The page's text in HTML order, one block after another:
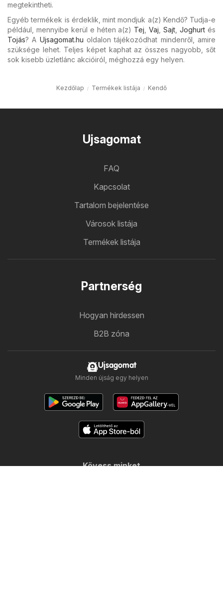
megtekintheti.
Egyéb termékek is érdeklik, mint mondjuk a(z) Kendő? Tudja-e
például, mennyibe kerül e héten a(z) Tej ,Vaj ,Sajt ,Joghurt és
Tojás? A Ujsagomat.hu oldalon tájékozódhat mindenről, amire
szüksége lehet. Teljes képet kaphat az összes nagyobb, sőt
sok kisebb üzletlánc akcióiról, méghozzá egy helyen.
Kezdőlap Termékek listája Kendő
Ujsagomat
FAQ
Kapcsolat
Tartalom bejelentése
Városok listája
Termékek listája
Partnerség
Hogyan hirdessen
B2B zóna
Ujsagomat
Minden újság egy helyen
Kövess minket